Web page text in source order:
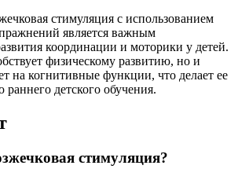
стимуляция с использованием
является важным
координации и моторики у детей.
физическому развитию, но и
на когнитивные функции, что делает ее
детского обучения.
стимуляция?